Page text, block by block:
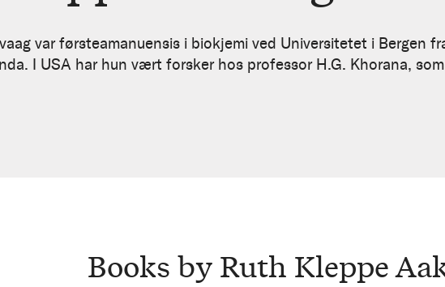
var førsteamanuensis i biokjemi ved Universitetet i Bergen
I USA har hun vært forsker hos professor H.G. Khorana,
Books by Ruth Kleppe